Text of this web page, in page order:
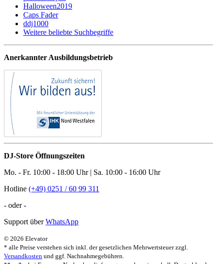
Halloween2019
Caps Fader
ddj1000
Weitere beliebte Suchbegriffe
Anerkannter Ausbildungsbetrieb
DJ-Store Öffnungszeiten
Mo. - Fr. 10:00 - 18:00 Uhr | Sa. 10:00 - 16:00 Uhr
Hotline (+49) 0251 / 60 99 311
- oder -
Support überWhatsApp
© 2026 Elevator
* alle Preise verstehen sich inkl. der gesetzlichen Mehrwertsteuer zzgl.
Versandkosten und ggf. Nachnahmegebühren.